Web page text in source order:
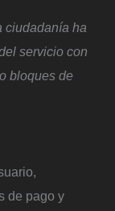
ciudadanía ha
servicio con
bloques de
de pago y